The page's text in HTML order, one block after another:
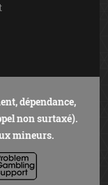
dépendance,
non surtaxé).
mineurs.